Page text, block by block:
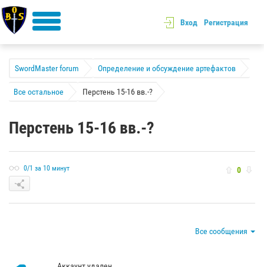
Вход Регистрация
SwordMaster forum Определение и обсуждение артефактов
Все остальное Перстень 15-16 вв.-?
Перстень 15-16 вв.-?
0/1 за 10 минут 0
Все сообщения